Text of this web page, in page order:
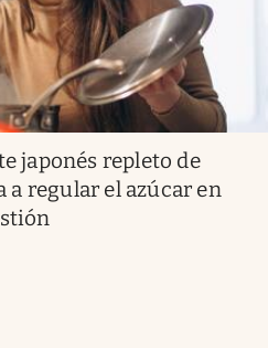
japonés repleto de
a regular el azúcar en